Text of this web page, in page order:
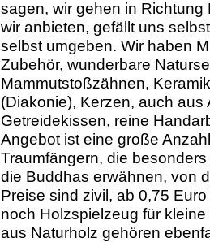
sagen, wir gehen in Richtung
wir anbieten, gefällt uns
selbst umgeben. Wir haben
Zubehör, wunderbare
Mammutstoßzähnen,
(Diakonie), Kerzen, auch
Getreidekissen, reine
Angebot ist eine große
Traumfängern, die
die Buddhas erwähnen, von
Preise sind zivil, ab 0,75
noch Holzspielzeug für
aus Naturholz gehören